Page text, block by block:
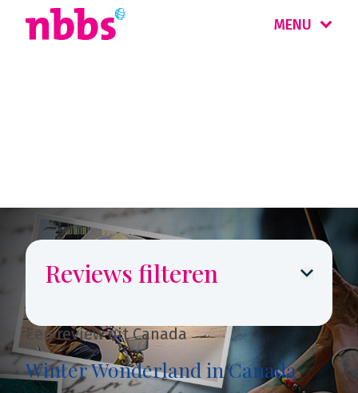
MENU
Reviews filteren
Een review uit Canada
Winter Wonderland in Canada